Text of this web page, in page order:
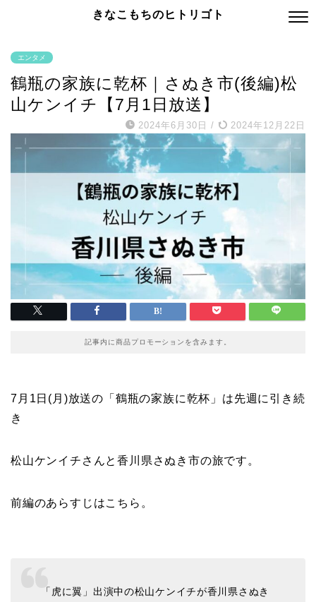
きなこもちのヒトリゴト
エンタメ
鶴瓶の家族に乾杯｜さぬき市(後編)松
山ケンイチ【7月1日放送】
2024年6月30日 / 2024年12月22日
記事内に商品プロモーションを含みます。
7月1日(月)放送の「鶴瓶の家族に乾杯」は先週に引き続
き
松山ケンイチさんと香川県さぬき市の旅です。
前編のあらすじはこちら。
「虎に翼」出演中の松山ケンイチが香川県さぬき